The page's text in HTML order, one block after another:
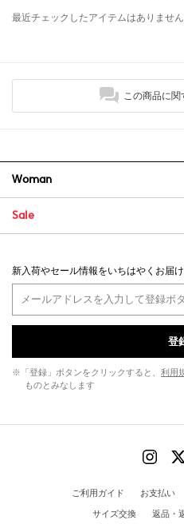
最近チェックしたアイテムはありません
この商品に
Woman
Sale
新入荷やセール情報をいちはやくお届け
登
※「登録」ボタンをクリックすると、 利用
ものとみなします
ご利用ガイド お支払い
サイズ交換
返品・